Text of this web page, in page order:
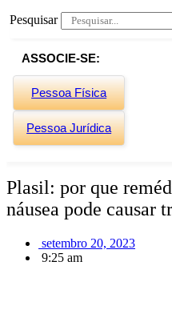
Pesquisar
ASSOCIE-SE:
Pessoa Física
Pessoa Jurídica
Plasil: por que
náusea pode causar
setembro 20, 2023
9:25 am